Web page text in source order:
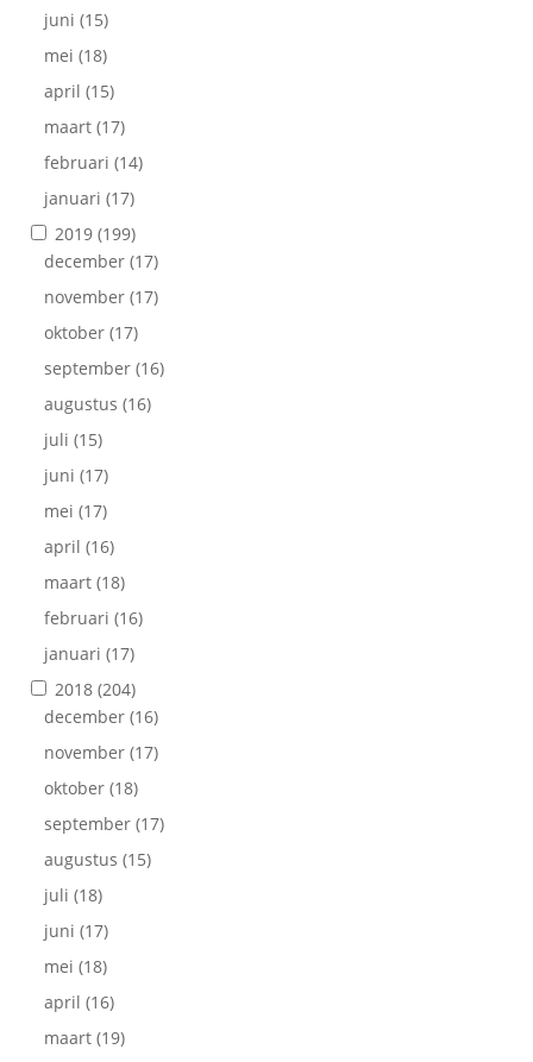
juni (15)
mei (18)
april (15)
maart (17)
februari (14)
januari (17)
2019 (199)
december (17)
november (17)
oktober (17)
september (16)
augustus (16)
juli (15)
juni (17)
mei (17)
april (16)
maart (18)
februari (16)
januari (17)
2018 (204)
december (16)
november (17)
oktober (18)
september (17)
augustus (15)
juli (18)
juni (17)
mei (18)
april (16)
maart (19)